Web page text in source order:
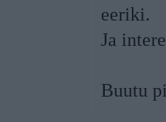
eeriki.
Ja
Buutu